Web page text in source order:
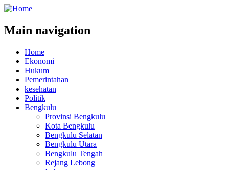
Main navigation
Home
Ekonomi
Hukum
Pemerintahan
kesehatan
Politik
Bengkulu
Provinsi Bengkulu
Kota Bengkulu
Bengkulu Selatan
Bengkulu Utara
Bengkulu Tengah
Rejang Lebong